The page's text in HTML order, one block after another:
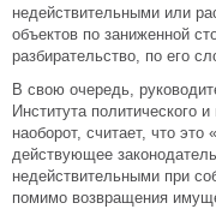
недействительными или
объектов по заниженной
разбирательство, по его
В свою очередь,
Института политического
наоборот, считает, что
действующее
недействительными при
помимо возвращения